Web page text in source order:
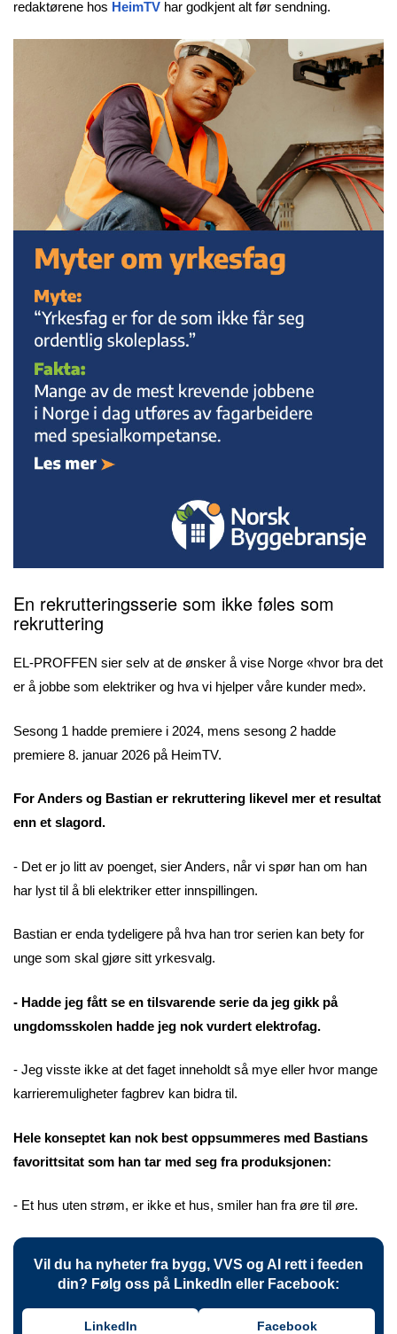
redaktørene hos HeimTV har godkjent alt før sendning.
En rekrutteringsserie som ikke føles som
rekruttering
EL-PROFFEN sier selv at de ønsker å vise Norge «hvor bra det
er å jobbe som elektriker og hva vi hjelper våre kunder med».
Sesong 1 hadde premiere i 2024, mens sesong 2 hadde
premiere 8. januar 2026 på HeimTV.
For Anders og Bastian er rekruttering likevel mer et resultat
enn et slagord.
- Det er jo litt av poenget, sier Anders, når vi spør han om han
har lyst til å bli elektriker etter innspillingen.
Bastian er enda tydeligere på hva han tror serien kan bety for
unge som skal gjøre sitt yrkesvalg.
- Hadde jeg fått se en tilsvarende serie da jeg gikk på
ungdomsskolen hadde jeg nok vurdert elektrofag.
- Jeg visste ikke at det faget inneholdt så mye eller hvor mange
karrieremuligheter fagbrev kan bidra til.
Hele konseptet kan nok best oppsummeres med Bastians
favorittsitat som han tar med seg fra produksjonen:
- Et hus uten strøm, er ikke et hus, smiler han fra øre til øre.
Vil du ha nyheter fra bygg, VVS og AI rett i feeden
din? Følg oss på LinkedIn eller Facebook:
LinkedIn Facebook